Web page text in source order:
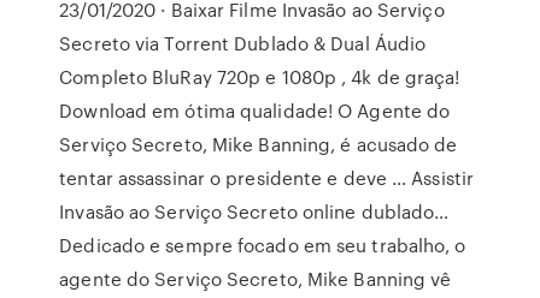
23/01/2020 · Baixar Filme Invasão ao Serviço
Secreto via Torrent Dublado & Dual Áudio
Completo BluRay 720p e 1080p , 4k de graça!
Download em ótima qualidade! O Agente do
Serviço Secreto, Mike Banning, é acusado de
tentar assassinar o presidente e deve … Assistir
Invasão ao Serviço Secreto online dublado…
Dedicado e sempre focado em seu trabalho, o
agente do Serviço Secreto, Mike Banning vê